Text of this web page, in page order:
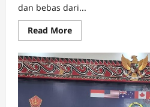
dan bebas dari...
Read MoreRead
more
Komitmen
UHT
Ciptakan
Kampus
Aman
Diakui,